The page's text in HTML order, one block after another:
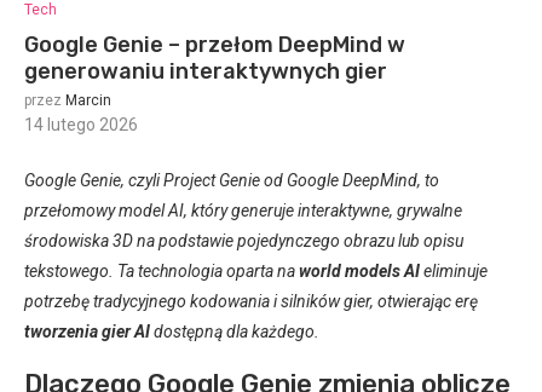
Tech
Google Genie – przełom DeepMind w
generowaniu interaktywnych gier
przez Marcin
14 lutego 2026
Google Genie, czyli Project Genie od Google DeepMind, to
przełomowy model AI, który generuje interaktywne, grywalne
środowiska 3D na podstawie pojedynczego obrazu lub opisu
tekstowego. Ta technologia oparta naworld models AIeliminuje
potrzebę tradycyjnego kodowania i silników gier, otwierając erę
tworzenia gier AIdostępną dla każdego.
Dlaczego Google Genie zmienia oblicze